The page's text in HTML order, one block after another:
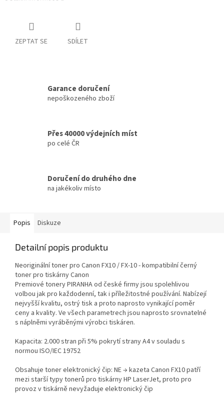
ZEPTAT SE SDÍLET
Garance doručení
nepoškozeného zboží
Přes 40000 výdejních míst
po celé ČR
Doručení do druhého dne
na jakékoliv místo
Popis Diskuze
Detailní popis produktu
Neoriginální toner pro Canon FX10 / FX-10 - kompatibilní černý
toner pro tiskárny Canon
Premiové tonery PIRANHA od české firmy jsou spolehlivou
volbou jak pro každodenní, tak i příležitostné používání. Nabízejí
nejvyšší kvalitu, ostrý tisk a proto naprosto vynikající poměr
ceny a kvality. Ve všech parametrech jsou naprosto srovnatelné
s náplněmi vyráběnými výrobci tiskáren.
Kapacita: 2.000 stran při 5% pokrytí strany A4 v souladu s
normou ISO/IEC 19752
Obsahuje toner elektronický čip: NE → kazeta Canon FX10 patří
mezi starší typy tonerů pro tiskárny HP LaserJet, proto pro
provoz v tiskárně nevyžaduje elektronický čip